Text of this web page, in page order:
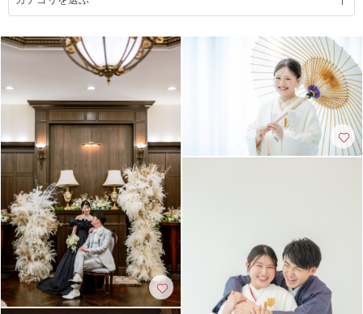
チャペルでの撮影 豊富な色打掛・着物
スタジオでの撮影 人気スポットでの撮影
家族・友人と撮影 海での撮影 マタニティフォト
ペットと撮影
事前来店なしで撮影
豊富なドレス
ソロウエディング